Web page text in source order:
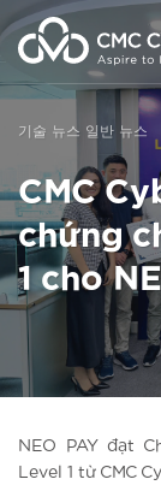
기
기술 뉴스 일반 뉴스
CMC
chứng
1 cho
NEO PAY đạt
Level 1 từ CMC